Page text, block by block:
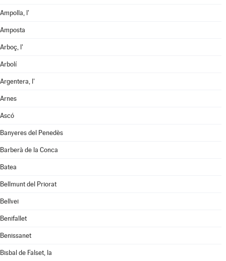
Ampolla, l'
Amposta
Arboç, l'
Arbolí
Argentera, l'
Arnes
Ascó
Banyeres del Penedès
Barberà de la Conca
Batea
Bellmunt del Priorat
Bellvei
Benifallet
Benissanet
Bisbal de Falset, la